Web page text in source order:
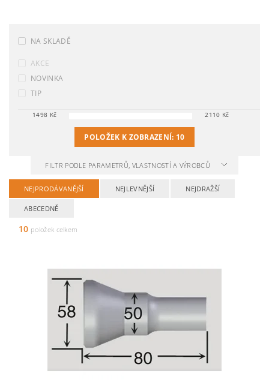
NA SKLADĚ
AKCE
NOVINKA
TIP
1498 Kč 2110 Kč
POLOŽEK K ZOBRAZENÍ: 10
FILTR PODLE PARAMETRŮ, VLASTNOSTÍ A VÝROBCŮ
NEJPRODÁVANĚJŠÍ NEJLEVNĚJŠÍ NEJDRAŽŠÍ
ABECEDNĚ
10 položek celkem